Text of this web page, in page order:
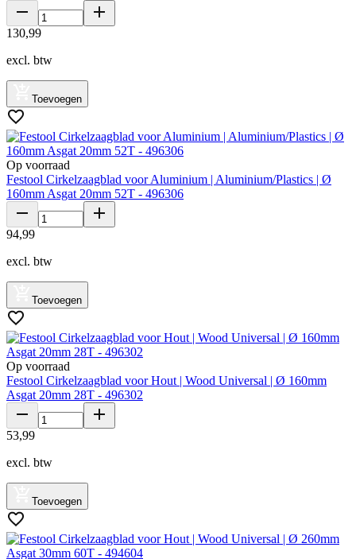
130,99
excl. btw
Toevoegen
Op voorraad
Festool Cirkelzaagblad voor Aluminium | Aluminium/Plastics | Ø
160mm Asgat 20mm 52T - 496306
94,99
excl. btw
Toevoegen
Op voorraad
Festool Cirkelzaagblad voor Hout | Wood Universal | Ø 160mm
Asgat 20mm 28T - 496302
53,99
excl. btw
Toevoegen